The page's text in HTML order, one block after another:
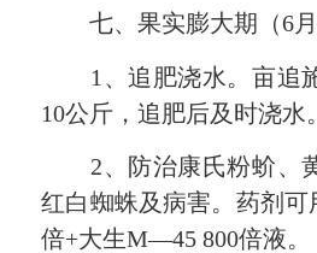
七、果实膨大期（6月
1、追肥浇水。亩追
10公斤，追肥后及时浇水。
2、防治康氏粉蚧、黄
红白蜘蛛及病害。药剂可
倍+大生M—45 800倍液。